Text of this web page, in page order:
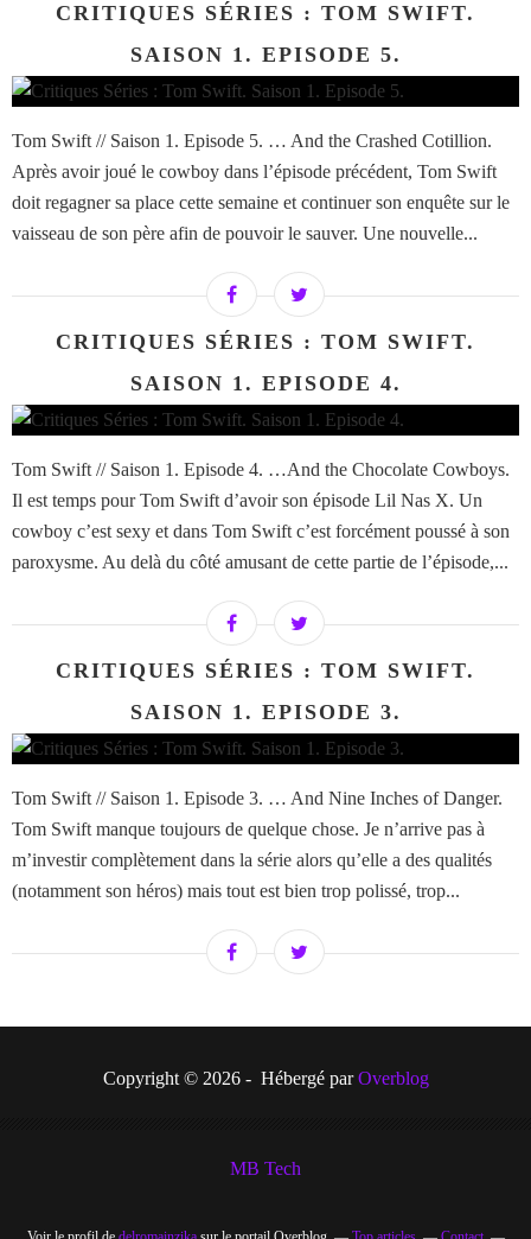
CRITIQUES SÉRIES : TOM SWIFT.
SAISON 1. EPISODE 5.
Tom Swift // Saison 1. Episode 5. … And the Crashed Cotillion.
Après avoir joué le cowboy dans l’épisode précédent, Tom Swift
doit regagner sa place cette semaine et continuer son enquête sur le
vaisseau de son père afin de pouvoir le sauver. Une nouvelle...
CRITIQUES SÉRIES : TOM SWIFT.
SAISON 1. EPISODE 4.
Tom Swift // Saison 1. Episode 4. …And the Chocolate Cowboys.
Il est temps pour Tom Swift d’avoir son épisode Lil Nas X. Un
cowboy c’est sexy et dans Tom Swift c’est forcément poussé à son
paroxysme. Au delà du côté amusant de cette partie de l’épisode,...
CRITIQUES SÉRIES : TOM SWIFT.
SAISON 1. EPISODE 3.
Tom Swift // Saison 1. Episode 3. … And Nine Inches of Danger.
Tom Swift manque toujours de quelque chose. Je n’arrive pas à
m’investir complètement dans la série alors qu’elle a des qualités
(notamment son héros) mais tout est bien trop polissé, trop...
Copyright © 2026 - Hébergé parOverblog
MB Tech